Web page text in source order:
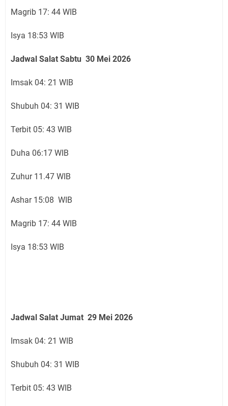
Magrib 17: 44 WIB
Isya 18:53 WIB
Jadwal Salat Sabtu 30 Mei 2026
Imsak 04: 21 WIB
Shubuh 04: 31 WIB
Terbit 05: 43 WIB
Duha 06:17 WIB
Zuhur 11.47 WIB
Ashar 15:08 WIB
Magrib 17: 44 WIB
Isya 18:53 WIB
Jadwal Salat Jumat 29 Mei 2026
Imsak 04: 21 WIB
Shubuh 04: 31 WIB
Terbit 05: 43 WIB